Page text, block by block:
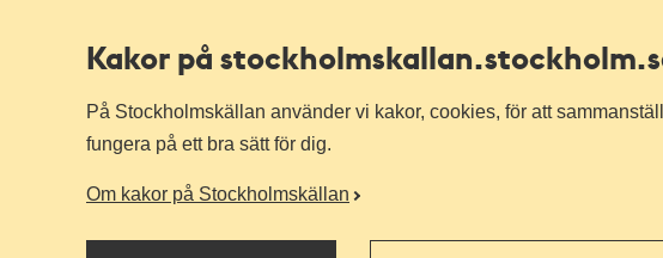
Kakor på stockholmskallan
På Stockholmskällan använder vi kakor, cookies, för att
fungera på ett bra sätt för dig.
Om kakor på Stockholmskällan